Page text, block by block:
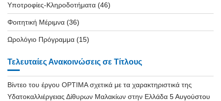
Υποτροφίες-Κληροδοτήματα (46)
Φοιτητική Μέριμνα (36)
Ωρολόγιο Πρόγραμμα (15)
Τελευταίες Ανακοινώσεις σε Τίτλους
Βίντεο του έργου OPTIMA σχετικά με τα χαρακτηριστικά της
Υδατοκαλλιέργειας Δίθυρων Μαλακίων στην Ελλάδα 5 Αυγούστου